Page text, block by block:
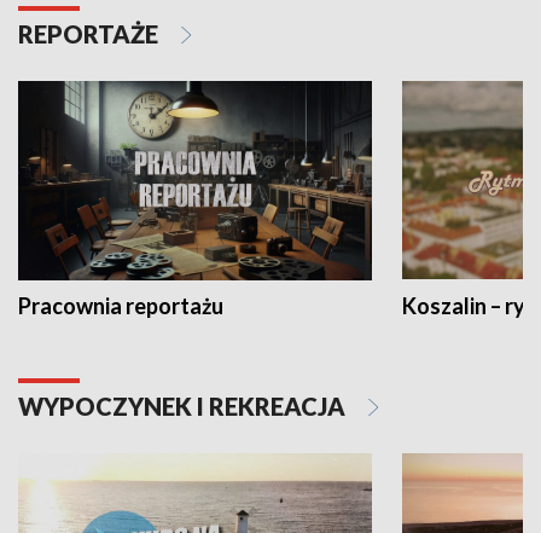
REPORTAŻE
Pracownia reportażu Koszalin –
WYPOCZYNEK I REKREACJA